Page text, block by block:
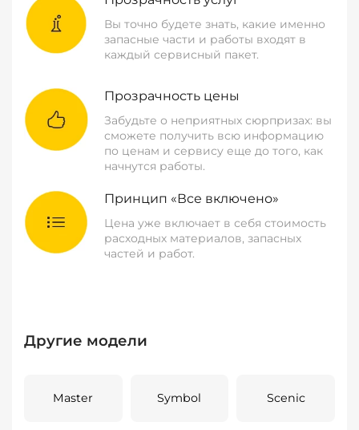
Вы точно будете знать, какие именно
запасные части и работы входят в
каждый сервисный пакет.
Прозрачность цены
Забудьте о неприятных сюрпризах: вы
сможете получить всю информацию
по ценам и сервису еще до того, как
начнутся работы.
Принцип «Все включено»
Цена уже включает в себя стоимость
расходных материалов, запасных
частей и работ.
Другие модели
Master Symbol Scenic